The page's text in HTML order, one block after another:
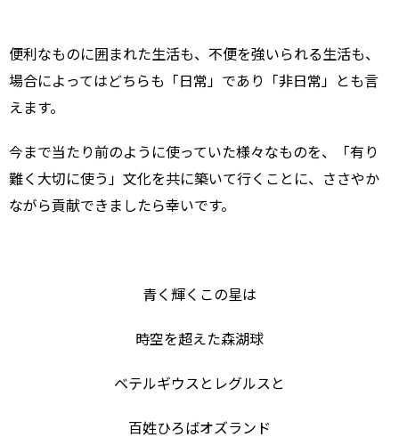
便利なものに囲まれた生活も、不便を強いられる生活も、
場合によってはどちらも「日常」であり「非日常」とも言
えます。
今まで当たり前のように使っていた様々なものを、「有り
難く大切に使う」文化を共に築いて行くことに、ささやか
ながら貢献できましたら幸いです。
青く輝くこの星は
時空を超えた森湖球
ベテルギウスとレグルスと
百姓ひろばオズランド